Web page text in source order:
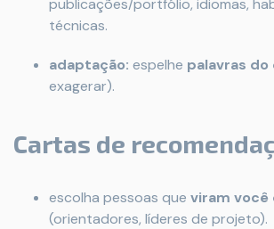
publicações/portfólio, idiomas,
técnicas.
adaptação: espelhe palavras do
exagerar).
Cartas de
escolha pessoas que viram você
(orientadores, líderes de projeto).